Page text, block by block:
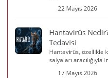
22 Mayıs 2026
Hantavirüs
Tedavisi
Hantavirüs, özellikle
salyaları aracılığıyla
17 Mayıs 2026